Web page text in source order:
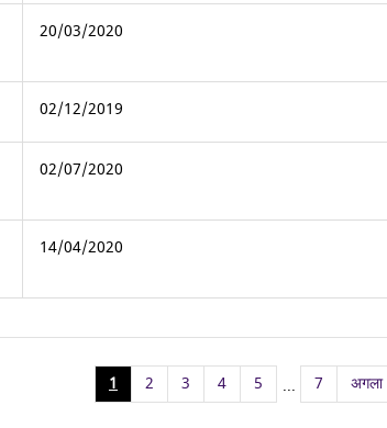
20/03/2020
02/12/2019
02/07/2020
14/04/2020
1 2 3 4 5 ... 7 अगला